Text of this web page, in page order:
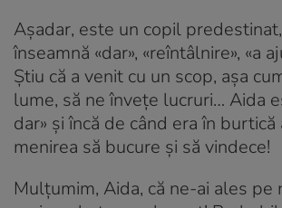
Așadar, este un copil
înseamnă «dar», «reîntâlnire», «a
Știu că a venit cu un scop, așa
lume, să ne învețe lucruri… Aida
dar» și încă de când era în burtică
menirea să bucure și să vindece!
Mulțumim, Aida, că ne-ai ales pe